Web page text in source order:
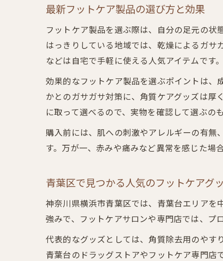
最新フットケア製品の選び方と効果
フットケア製品を選ぶ際は、自分の足元の
はっきりしている地域では、乾燥によるガ
などは自宅で手軽に使える人気アイテムです。
効果的なフットケア製品を選ぶポイントは、
かとのガサガサ対策に、角質ケアグッズは厚
に取って選べるので、実物を確認して選ぶの
購入前には、肌への刺激やアレルギーの有無
す。万が一、赤みや痛みなど異常を感じた場
青葉区で見つかる人気のフットケアグ
神奈川県横浜市青葉区では、青葉台エリアを
強みで、フットケアサロンや専門店では、プ
代表的なグッズとしては、角質除去用のやす
青葉台のドラッグストアやフットケア専門店